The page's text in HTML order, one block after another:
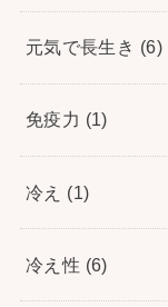
元気で長生き (6)
免疫力 (1)
冷え (1)
冷え性 (6)